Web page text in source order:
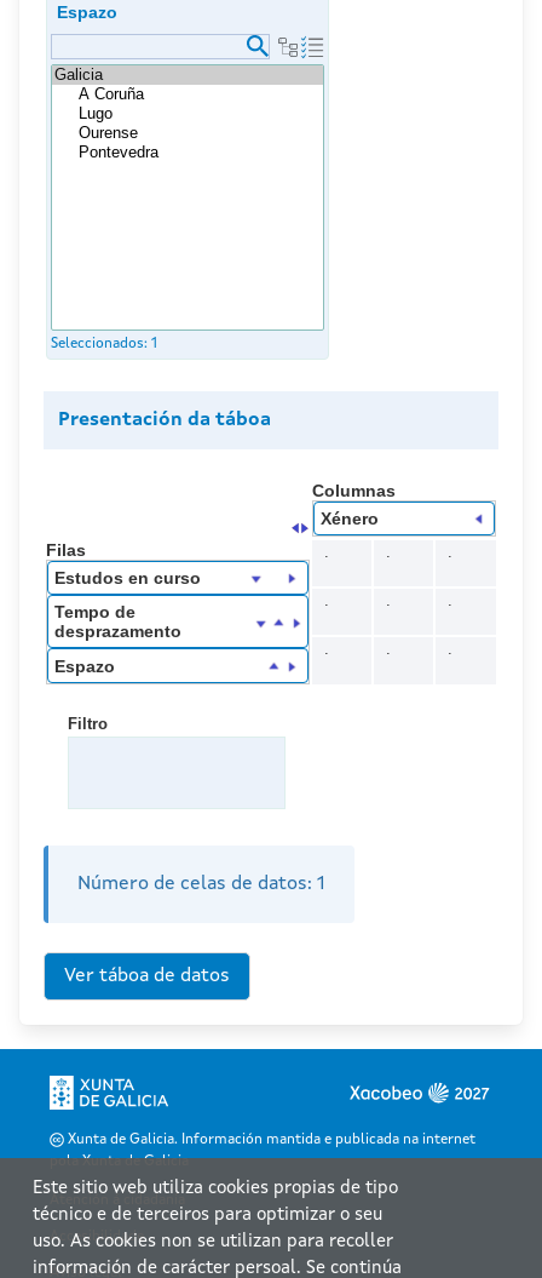
Espazo
Seleccionados: 1
Presentación da táboa
Columnas
Xénero
Filas
Estudos en curso
Tempo de
desprazamento
Espazo
Filtro
Número de celas de datos: 1
Xunta de Galicia. Información mantida e publicada na internet
pola Xunta de Galicia
Accesibilidade
Aviso legal
Este sitio web utiliza cookies propias de tipo
técnico e de terceiros para optimizar o seu
uso. As cookies non se utilizan para recoller
información de carácter persoal. Se continúa